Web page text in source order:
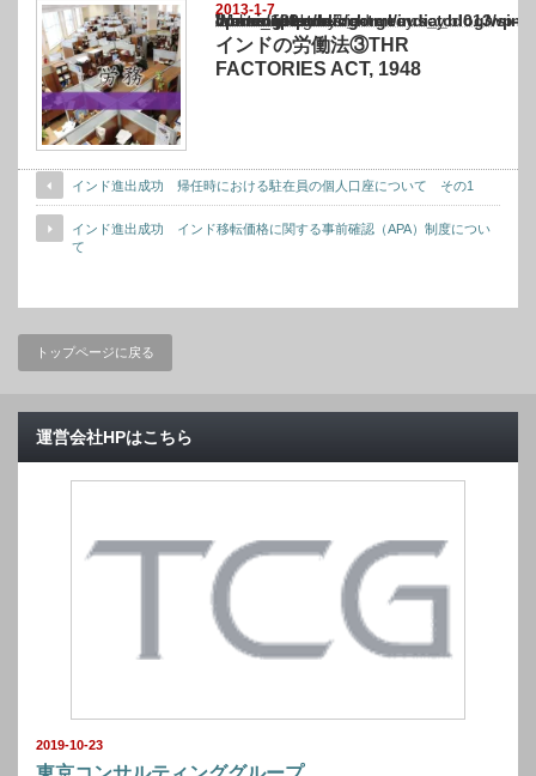
2013-1-7
Warning
: Undefined array key "show_category" in
/home/netst/kuno-cpa.co.jp/public_html/india_blog/wp-content/themes/
on line183
インドの労働法③THR
FACTORIES ACT, 1948
インド進出成功 帰任時における駐在員の個人口座について その1
インド進出成功 インド移転価格に関する事前確認（APA）制度につい
て
トップページに戻る
運営会社HPはこちら
2019-10-23